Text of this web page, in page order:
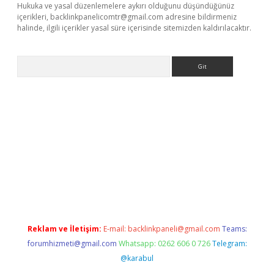
Hukuka ve yasal düzenlemelere aykırı olduğunu düşündüğünüz
içerikleri, backlinkpanelicomtr@gmail.com adresine bildirmeniz
halinde, ilgili içerikler yasal süre içerisinde sitemizden kaldırılacaktır.
Reklam ve İletişim: E-mail: backlinkpaneli@gmail.com Teams:
forumhizmeti@gmail.com Whatsapp: 0262 606 0 726 Telegram:
@karabul